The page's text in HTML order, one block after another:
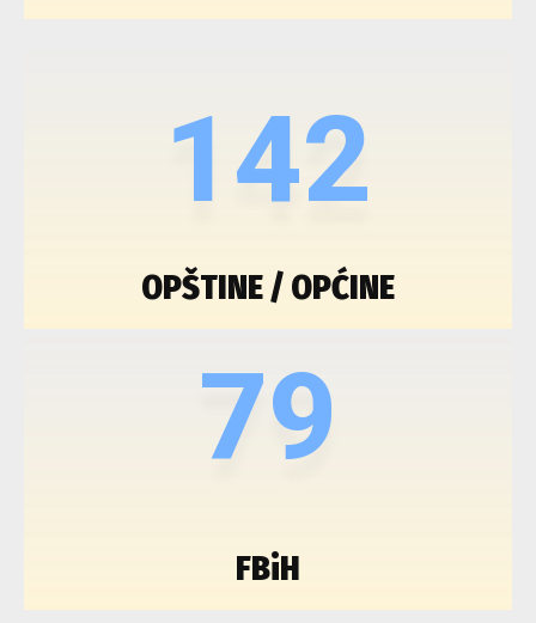
142
OPŠTINE / OPĆINE
79
FBiH